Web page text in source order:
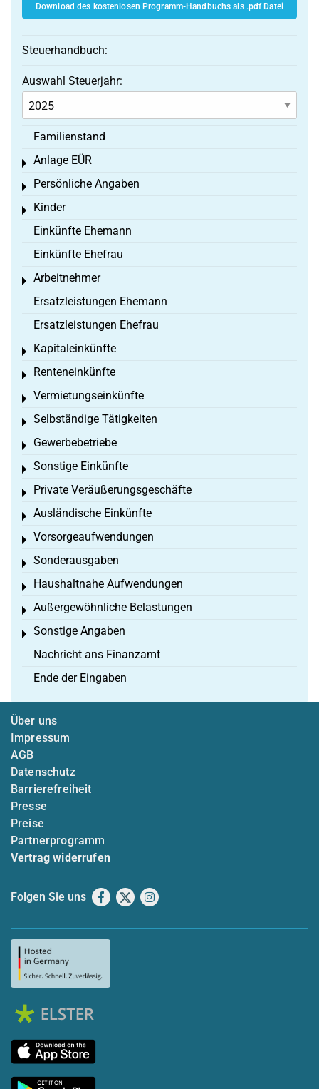
Download des kostenlosen Programm-Handbuchs als .pdf Datei
Steuerhandbuch:
Auswahl Steuerjahr:
Familienstand
Anlage EÜR
Toggle menu
Persönliche Angaben
Toggle menu
Kinder
Toggle menu
Einkünfte Ehemann
Einkünfte Ehefrau
Arbeitnehmer
Toggle menu
Ersatzleistungen Ehemann
Ersatzleistungen Ehefrau
Kapitaleinkünfte
Toggle menu
Renteneinkünfte
Toggle menu
Vermietungseinkünfte
Toggle menu
Selbständige Tätigkeiten
Toggle menu
Gewerbebetriebe
Toggle menu
Sonstige Einkünfte
Toggle menu
Private Veräußerungsgeschäfte
Toggle menu
Ausländische Einkünfte
Toggle menu
Vorsorgeaufwendungen
Toggle menu
Sonderausgaben
Toggle menu
Haushaltnahe Aufwendungen
Toggle menu
Außergewöhnliche Belastungen
Toggle menu
Sonstige Angaben
Toggle menu
Nachricht ans Finanzamt
Ende der Eingaben
Über uns
Impressum
AGB
Datenschutz
Barrierefreiheit
Presse
Preise
Partnerprogramm
Vertrag widerrufen
Folgen Sie uns Facebook
X Instagram